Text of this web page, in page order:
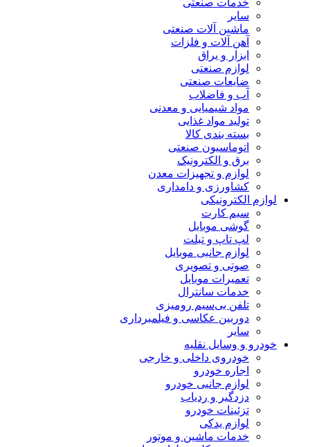
خدمات صنعتی
سایر
ماشین آلات صنعتی
آهن آلات و فلزات
ابزار و یراق
لوازم صنعتی
ضایعات صنعتی
آب و فاضلاب
مواد شیمیایی و معدنی
تولید مواد غذایی
بسته بندی کالا
اتوماسیون صنعتی
برق و الکترونیک
لوازم و تجهیزات معدن
کشاورزی و دامداری
لوازم الکترونیکی
سیم کارت
گوشی موبایل
لپ تاپ و تبلت
لوازم جانبی موبایل
صوتی و تصویری
تعمیرات موبایل
خدمات سانترال
تلفن بی‌سیم رومیزی
دوربین عکاسی و فیلمبرداری
سایر
خودرو و وسایل نقلیه
خودروی داخلی و خارجی
اجاره خودرو
لوازم جانبی خودرو
دزدگیر و ردیاب
تزئینات خودرو
لوازم یدکی
خدمات ماشین و موتور